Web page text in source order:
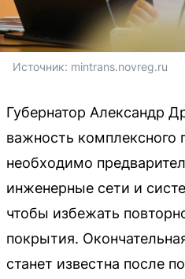
Источник: mintrans.novreg.ru
Губернатор Александр
важность комплексного
необходимо
инженерные сети и
чтобы избежать
покрытия.
станет известна после